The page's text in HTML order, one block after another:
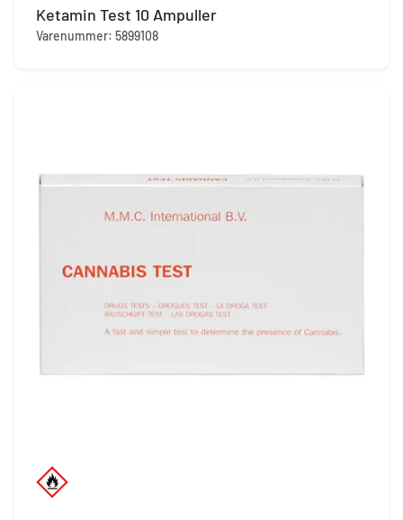
Ketamin Test 10 Ampuller
Varenummer: 5899108